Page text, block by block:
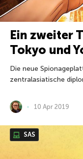
Ein zweiter
Tokyo und
Die neue
zentralasiatische
10 Apr 2019
SAS